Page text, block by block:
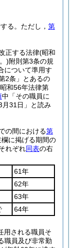
る。 ただし， 第
正する法律(昭和
)附則第3条の規
について準用す
2条」とあるの
和56年法律第
中「その職員に
月31日」と読み
の間における第
欄に掲げる期間の
れぞれ同表の右
61年
62年
63年
64年
用される職員そ
職員及び非常勤